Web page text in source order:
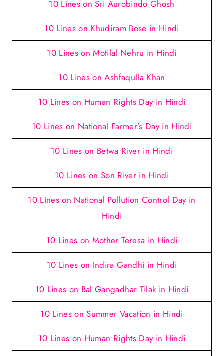
10 Lines on Sri Aurobindo Ghosh
10 Lines on Khudiram Bose in Hindi
10 Lines on Motilal Nehru in Hindi
10 Lines on Ashfaqulla Khan
10 Lines on Human Rights Day in Hindi
10 Lines on National Farmer’s Day in Hindi
10 Lines on Betwa River in Hindi
10 Lines on Son River in Hindi
10 Lines on National Pollution Control Day in
Hindi
10 Lines on Mother Teresa in Hindi
10 Lines on Indira Gandhi in Hindi
10 Lines on Bal Gangadhar Tilak in Hindi
10 Lines on Summer Vacation in Hindi
10 Lines on Human Rights Day in Hindi